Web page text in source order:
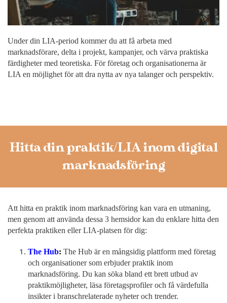
Under din LIA-period kommer du att få arbeta med
marknadsförare, delta i projekt, kampanjer, och värva praktiska
färdigheter med teoretiska. För företag och organisationerna är
LIA en möjlighet för att dra nytta av nya talanger och perspektiv.
Hitta din praktik/LIA inom digital
marknadsföring
Att hitta en praktik inom marknadsföring kan vara en utmaning,
men genom att använda dessa 3 hemsidor kan du enklare hitta den
perfekta praktiken eller LIA-platsen för dig:
The Hub: The Hub är en mångsidig plattform med företag
och organisationer som erbjuder praktik inom
marknadsföring. Du kan söka bland ett brett utbud av
praktikmöjligheter, läsa företagsprofiler och få värdefulla
insikter i branschrelaterade nyheter och trender.